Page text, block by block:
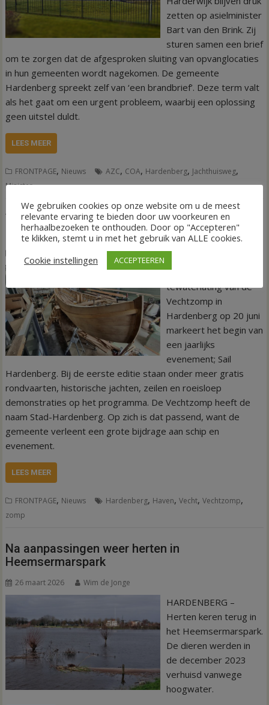
zetten op asielminister
Bart van den Brink. Zij
sturen samen een brief
om te zorgen dat de afgesproken sluiting van opvanglocaties
in hun gemeenten wordt nagekomen. De gemeente
Hardenberg spreekt zelf van ‘een brandbrief’. Deze term valt
als het gaat om een urgent probleem, waarbij een oplossing
geen uitstel duldt.
LEES MEER
FRONTPAGE, Nieuws AZC, COA, Hardenberg, Jachthuisweg,
Minister
Vechtzomp gaat te water tijdens Sail
Hardenberg
Wim de Jonge
HARDENBERG – De
tewaterlating van de
Vechtzomp in
Hardenberg op 20 juni
markeert het begin van
een jaarlijks
evenement; Sail
Hardenberg. Bij de eerste editie staan onder meer gratis
rondvaarten, historische jachten, zeilen en roeisloep
demonstraties op het programma. De Vechtzomp heeft de
naam Stad-Hardenberg. Op zich is dat passend, want de
gemeente verleent een grote bijdrage aan schip en
evenement.
LEES MEER
FRONTPAGE, Nieuws Hardenberg, Haven,Vecht,Vechtzomp,
zomp
Na aanpassingen weer herten in
Heemsermarspark
26 maart 2026 Wim de Jonge
HARDENBERG –
Herten keren terug in
het Heemsermarspark.
De dieren werden in
de december 2023
verhuisd vanwege
hoogwater.
We gebruiken cookies op onze website om u de meest
relevante ervaring te bieden door uw voorkeuren en
herhaalbezoeken te onthouden. Door op "Accepteren"
te klikken, stemt u in met het gebruik van ALLE cookies.
Cookie instellingen
ACCEPTEEREN